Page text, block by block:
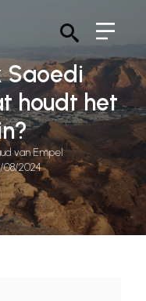
Search
for:
Saoedi
houdt het
van Empel
08/2024